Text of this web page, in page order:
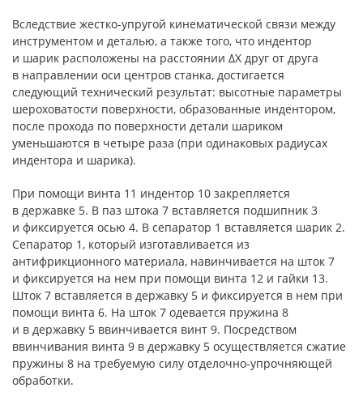
Вследствие жестко-упругой кинематической связи между
инструментом и деталью, а также того, что индентор
и шарик расположены на расстоянии ΔX друг от друга
в направлении оси центров станка, достигается
следующий технический результат: высотные параметры
шероховатости поверхности, образованные индентором,
после прохода по поверхности детали шариком
уменьшаются в четыре раза (при одинаковых радиусах
индентора и шарика).
При помощи винта 11 индентор 10 закрепляется
в державке 5. В паз штока 7 вставляется подшипник 3
и фиксируется осью 4. В сепаратор 1 вставляется шарик 2.
Сепаратор 1, который изготавливается из
антифрикционного материала, навинчивается на шток 7
и фиксируется на нем при помощи винта 12 и гайки 13.
Шток 7 вставляется в державку 5 и фиксируется в нем при
помощи винта 6. На шток 7 одевается пружина 8
и в державку 5 ввинчивается винт 9. Посредством
ввинчивания винта 9 в державку 5 осуществляется сжатие
пружины 8 на требуемую силу отделочно-упрочняющей
обработки.